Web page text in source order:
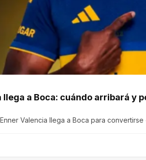
llega a Boca: cuándo arribará y
Valencia llega a Boca para